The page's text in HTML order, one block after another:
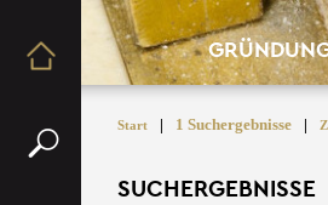
Start | 1 Suchergebnisse |
SUCHERGEBNISSE